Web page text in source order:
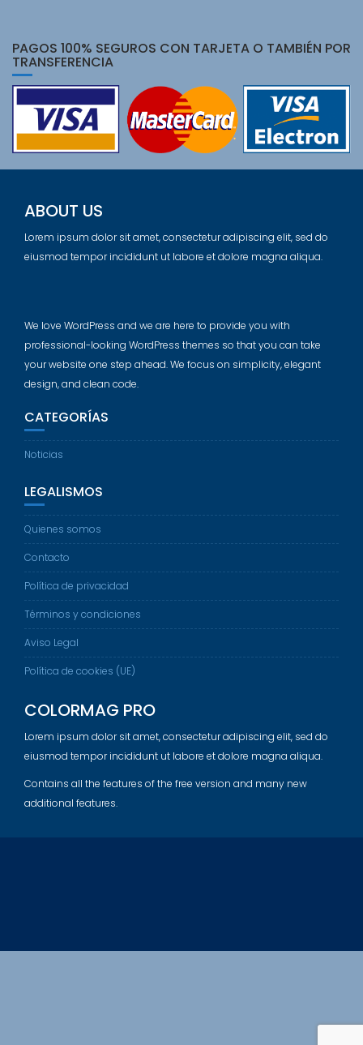
PAGOS 100% SEGUROS CON TARJETA O TAMBIÉN POR
TRANSFERENCIA
ABOUT US
Lorem ipsum dolor sit amet, consectetur adipiscing elit, sed do
eiusmod tempor incididunt ut labore et dolore magna aliqua.
We love WordPress and we are here to provide you with
professional-looking WordPress themes so that you can take
your website one step ahead. We focus on simplicity, elegant
design, and clean code.
CATEGORÍAS
Noticias
LEGALISMOS
Quienes somos
Contacto
Política de privacidad
Términos y condiciones
Aviso Legal
Política de cookies (UE)
COLORMAG PRO
Lorem ipsum dolor sit amet, consectetur adipiscing elit, sed do
eiusmod tempor incididunt ut labore et dolore magna aliqua.
Contains all the features of the free version and many new
additional features.